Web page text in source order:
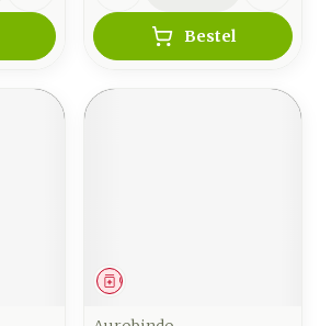
Bestel
Geneesmiddel